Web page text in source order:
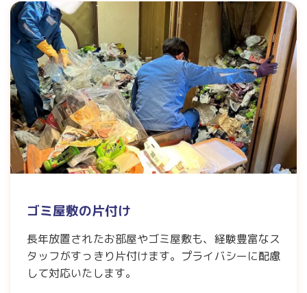
ゴミ屋敷の片付け
長年放置されたお部屋やゴミ屋敷も、経験豊富なス
タッフがすっきり片付けます。プライバシーに配慮
して対応いたします。